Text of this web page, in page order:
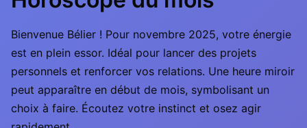
Bienvenue Bélier ! Pour novembre 2025, votre énergie
est en plein essor. Idéal pour lancer des projets
personnels et renforcer vos relations. Une heure miroir
peut apparaître en début de mois, symbolisant un
choix à faire. Écoutez votre instinct et osez agir